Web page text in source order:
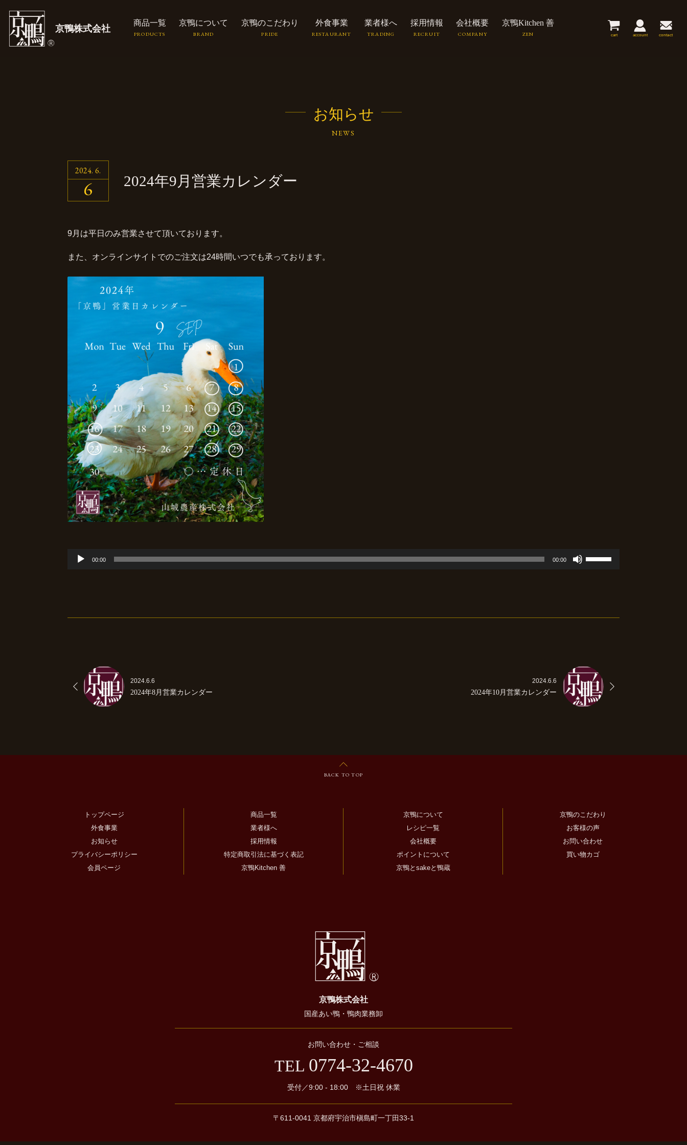
京鴨株式会社
商品一覧 京鴨について 京鴨のこだわり 外食事業 業者様へ 採用情報 会社概要 京鴨Kitchen 善
cart account contact
お知らせ
NEWS
2024 6
6 2024年9月 営業カレンダー
9月は平日のみ営業させて頂いております。
また、オンラインサイトでのご注文は24時間いつでも承っております。
ー
00:00 00:00
ボ
ム
は
上
下
キ
っ
て
く
2024.6.6
2024年8月営業カレンダー
2024.6.6
2024年10月営業カレンダー
BACK TO TOP
トップページ 商品一覧 京鴨について
京鴨のこだわり
外食事業
業者様へ レシピ一覧
お客様の声
お知らせ
採用情報 会社概要
お問い合わせ
プライバシーポリシー
特定商取引法に基づく表記 ポイントについて
買い物カゴ
会員ページ
京鴨Kitchen 善 京鴨とsakeと鴨蔵
京鴨株式会社
国産あい鴨・鴨肉業務卸
お問い合わせ・ご相談
TEL 0774-32-4670
受付／9:00 - 18:00 ※土日祝 休業
〒611-0041 京都府宇治市槇島町一丁田33-1